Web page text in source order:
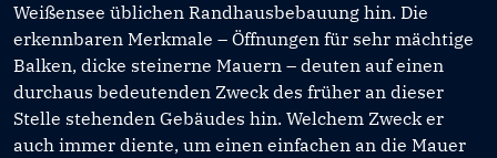
Weißensee üblichen Randhausbebauung hin. Die
erkennbaren Merkmale – Öffnungen für sehr mächtige
Balken, dicke steinerne Mauern – deuten auf einen
durchaus bedeutenden Zweck des früher an dieser
Stelle stehenden Gebäudes hin. Welchem Zweck er
auch immer diente, um einen einfachen an die Mauer